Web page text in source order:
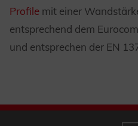
Profile mit einer
entsprechend dem
und entsprechen der EN